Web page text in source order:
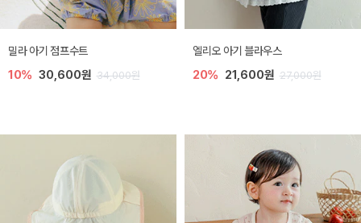
밀라 아기 점프수트
10% 30,600원 34,000원
엘리오 아기 블라우스
20% 21,600원 27,000원